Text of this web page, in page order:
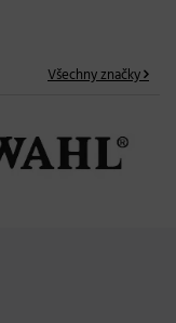
Všechny značky